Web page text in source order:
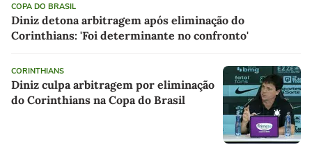
COPA DO BRASIL
Diniz detona arbitragem após eliminação do
Corinthians: 'Foi determinante no confronto'
CORINTHIANS
Diniz culpa arbitragem por eliminação
do Corinthians na Copa do Brasil